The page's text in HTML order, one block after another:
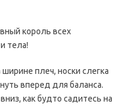
король всех
тела!
плеч, носки слегка
вперед для баланса.
как будто садитесь на